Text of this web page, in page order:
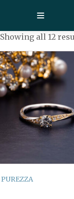
Showing all 12